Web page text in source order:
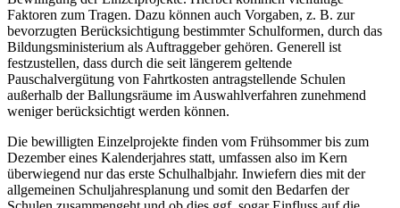
Faktoren zum Tragen. Dazu können auch Vorgaben, z. B. zur
bevorzugten Berücksichtigung bestimmter Schulformen, durch das
Bildungsministerium als Auftraggeber gehören. Generell ist
festzustellen, dass durch die seit längerem geltende
Pauschalvergütung von Fahrtkosten antragstellende Schulen
außerhalb der Ballungsräume im Auswahlverfahren zunehmend
weniger berücksichtigt werden können.
Die bewilligten Einzelprojekte finden vom Frühsommer bis zum
Dezember eines Kalenderjahres statt, umfassen also im Kern
überwiegend nur das erste Schulhalbjahr. Inwiefern dies mit der
allgemeinen Schuljahresplanung und somit den Bedarfen der